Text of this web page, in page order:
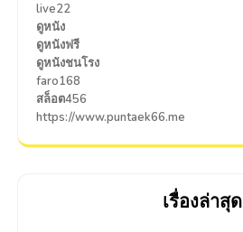
live22
ดูหนัง
ดูหนังฟรี
ดูหนังชนโรง
faro168
สล็อต456
https://www.puntaek66.me
เรื่องล่าสุด